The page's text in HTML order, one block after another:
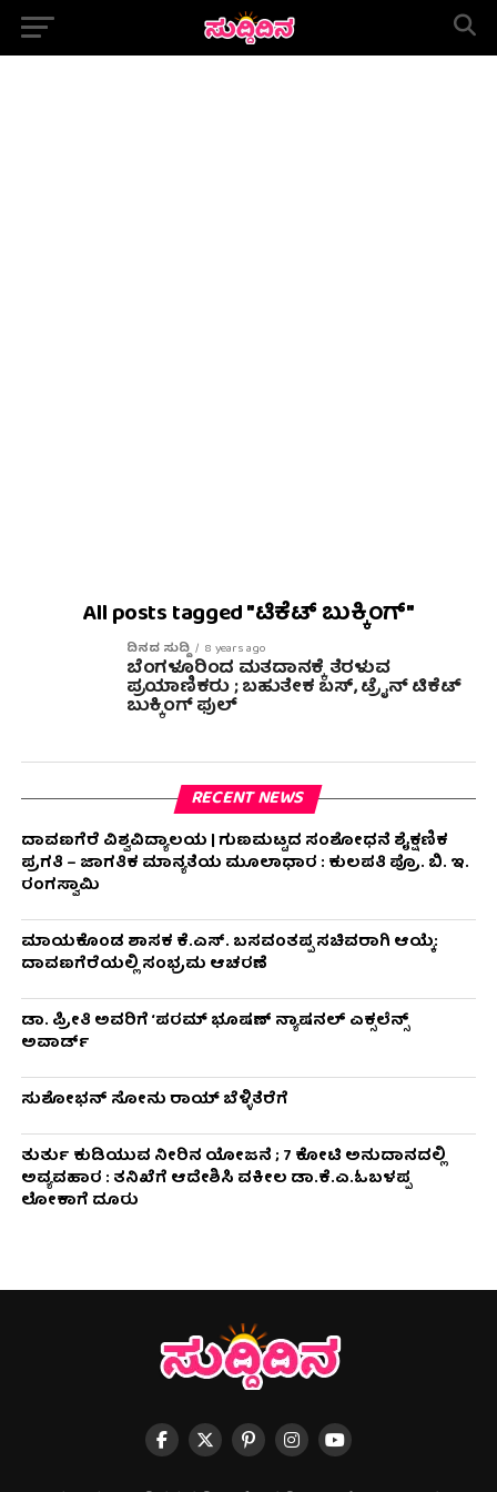
All posts tagged "ಟಿಕೆಟ್ ಬುಕ್ಕಿಂಗ್"
ದಿನದ ಸುದ್ದಿ 8 years ago
ಬೆಂಗಳೂರಿಂದ ಮತದಾನಕ್ಕೆ ತೆರಳುವ
ಪ್ರಯಾಣಿಕರು ; ಬಹುತೇಕ ಬಸ್, ಟ್ರೈನ್ ಟಿಕೆಟ್
ಬುಕ್ಕಿಂಗ್ ಫುಲ್
RECENT NEWS
ದಾವಣಗೆರೆ ವಿಶ್ವವಿದ್ಯಾಲಯ | ಗುಣಮಟ್ಟದ ಸಂಶೋಧನೆ ಶೈಕ್ಷಣಿಕ
ಪ್ರಗತಿ – ಜಾಗತಿಕ ಮಾನ್ಯತೆಯ ಮೂಲಾಧಾರ : ಕುಲಪತಿ ಪ್ರೊ. ಬಿ. ಇ.
ರಂಗಸ್ವಾಮಿ
ಮಾಯಕೊಂಡ ಶಾಸಕ ಕೆ.ಎಸ್. ಬಸವಂತಪ್ಪ ಸಚಿವರಾಗಿ ಆಯ್ಕೆ:
ದಾವಣಗೆರೆಯಲ್ಲಿ ಸಂಭ್ರಮ ಆಚರಣೆ
ಡಾ. ಪ್ರೀತಿ ಅವರಿಗೆ ‘ಪರಮ್ ಭೂಷಣ್ ನ್ಯಾಷನಲ್ ಎಕ್ಸಲೆನ್ಸ್
ಅವಾರ್ಡ್
ಸುಶೋಭನ್ ಸೋನು ರಾಯ್ ಬೆಳ್ಳಿತೆರೆಗೆ
ತುರ್ತು ಕುಡಿಯುವ ನೀರಿನ ಯೋಜನೆ ; 7 ಕೋಟಿ ಅನುದಾನದಲ್ಲಿ
ಅವ್ಯವಹಾರ : ತನಿಖೆಗೆ ಆದೇಶಿಸಿ ವಕೀಲ ಡಾ‌.ಕೆ.ಎ.ಓಬಳಪ್ಪ
ಲೋಕಾಗೆ ದೂರು